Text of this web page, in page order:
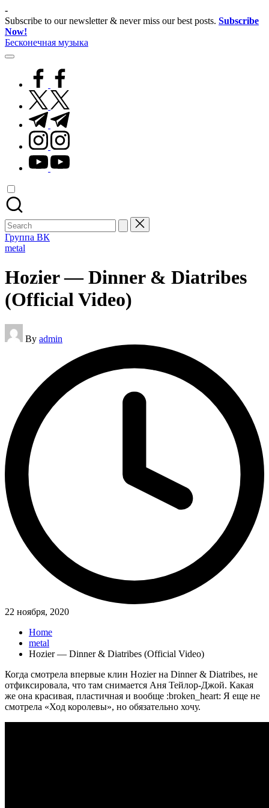
Skip
to
content
-
Subscribe to our newsletter & never miss our best posts. Subscribe
Now!
Бесконечная музыка
facebook.com
twitter.com
t.me
instagram.com
youtube.com
Search
for:
Группа ВК
Posted
metal
Hozier — Dinner & Diatribes
(Official Video)
Posted
by
By admin
22 ноября, 2020
Home
metal
Hozier — Dinner & Diatribes (Official Video)
Когда смотрела впервые клин Hozier на Dinner & Diatribes, не
отфиксировала, что там снимается Аня Тейлор-Джой. Какая
же она красивая, пластичная и вообще :broken_heart: Я еще не
смотрела «Ход королевы», но обязательно хочу.